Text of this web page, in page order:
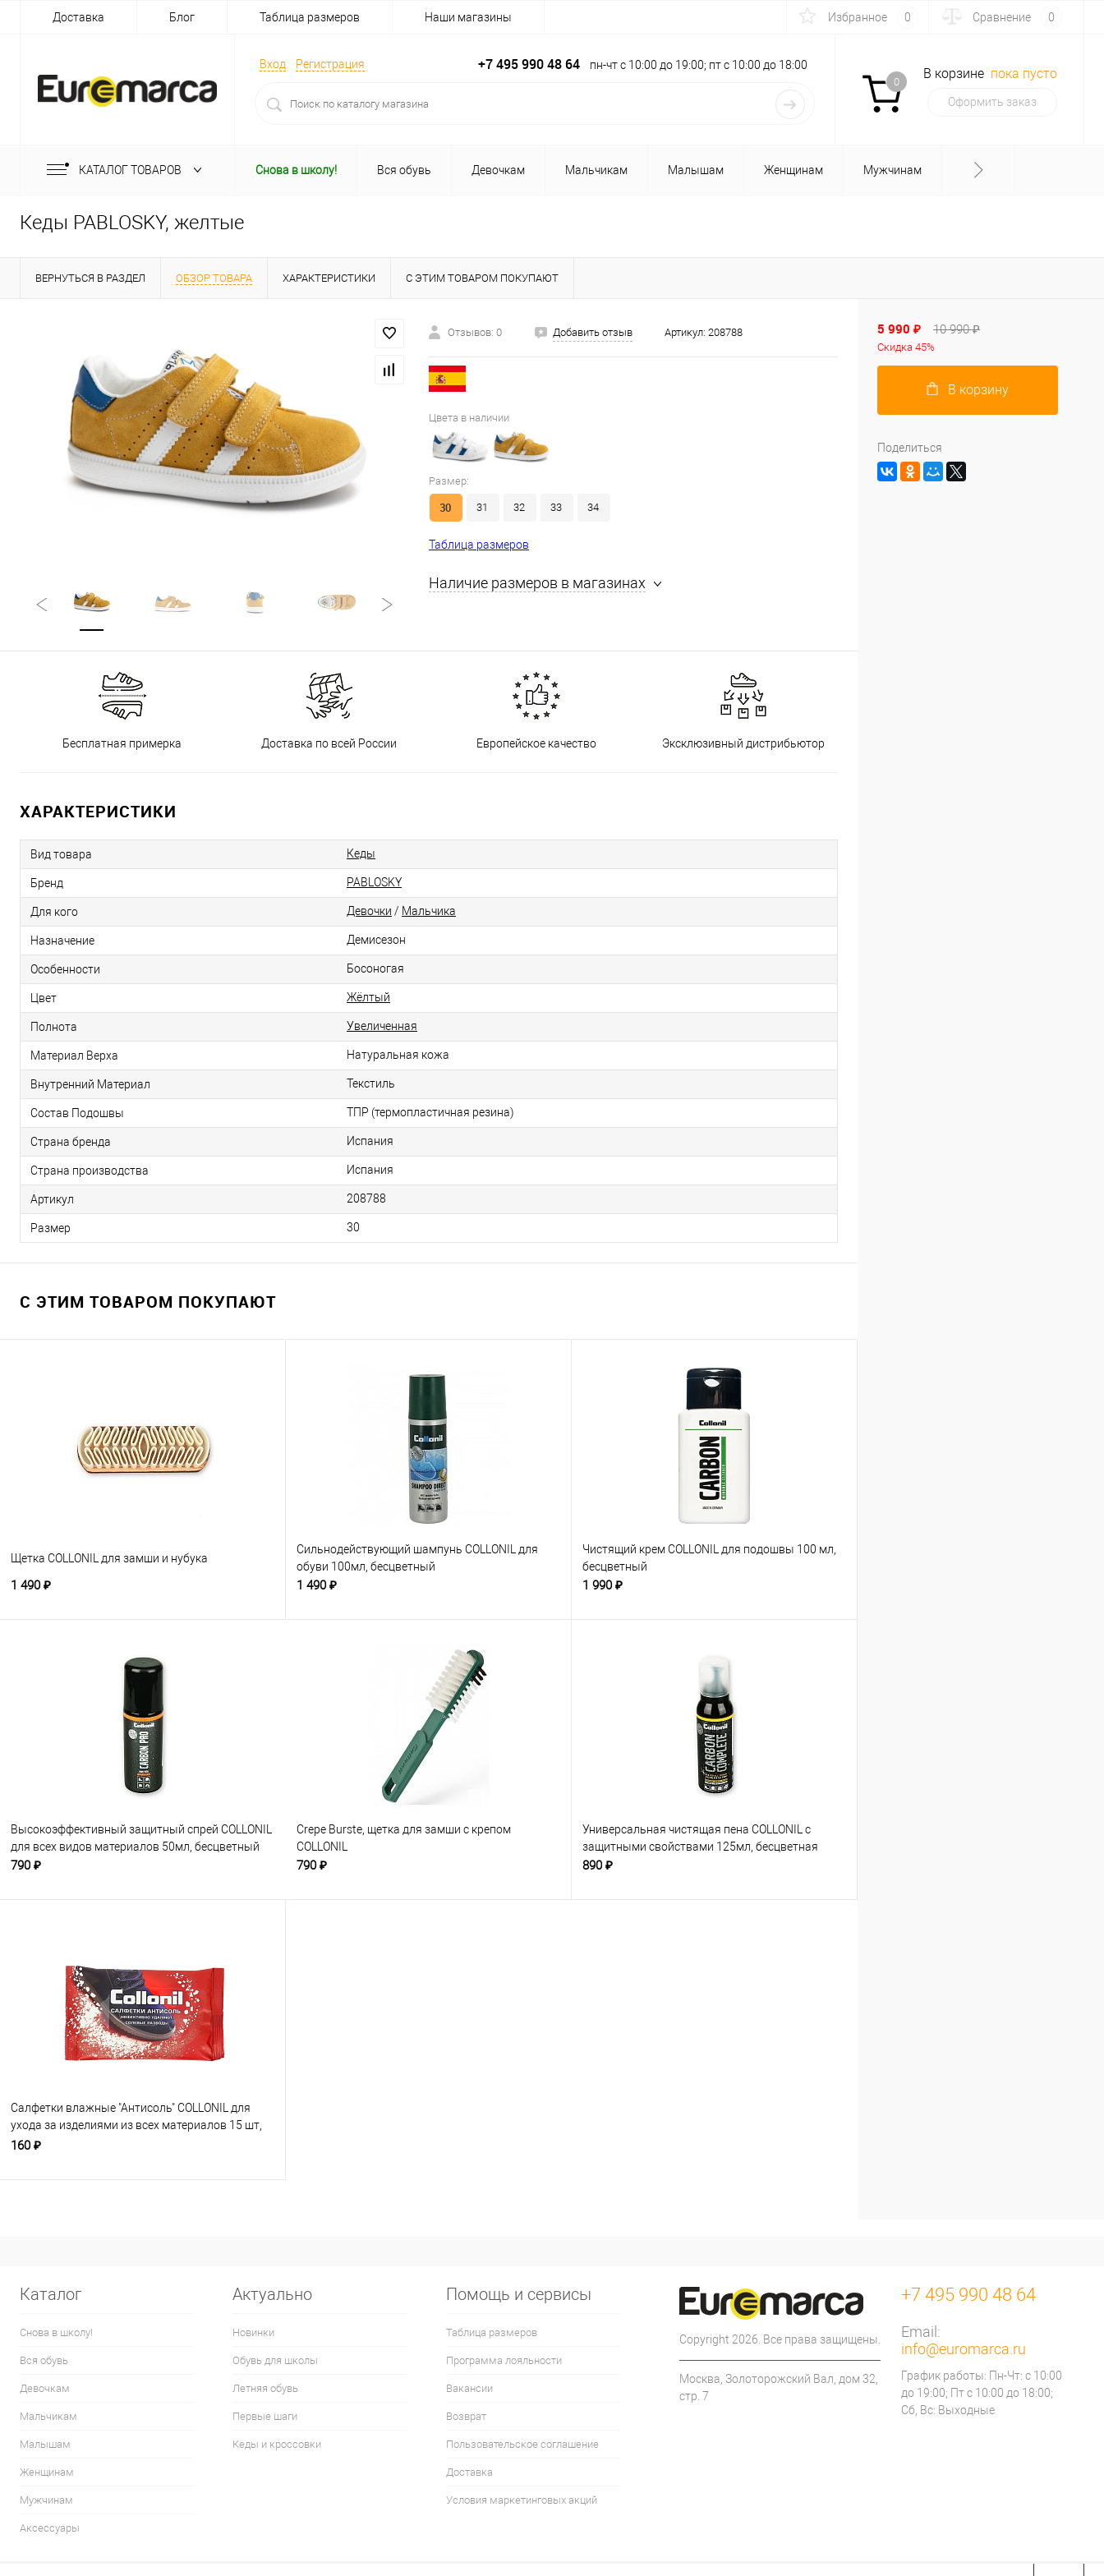
Доставка Блог Таблица размеров Наши магазины Избранное 0 Сравнение 0
Вход Регистрация +7 495 990 48 64 пн-чт с 10:00 до 19:00; пт с 10:00 до 18:00
0
В корзине пока пусто
Оформить заказ
КАТАЛОГ ТОВАРОВ Снова в школу! Вся обувь Девочкам Мальчикам Малышам Женщинам Мужчинам
Кеды PABLOSKY, желтые
ВЕРНУТЬСЯ В РАЗДЕЛ ОБЗОР ТОВАРА ХАРАКТЕРИСТИКИ С ЭТИМ ТОВАРОМ ПОКУПАЮТ
Отзывов: 0 Добавить отзыв Артикул: 208788
Цвета в наличии
Размер:
30 31 32 33 34
Таблица размеров
Наличие размеров в магазинах
Бесплатная примерка Доставка по всей России Европейское качество Эксклюзивный дистрибьютор
ХАРАКТЕРИСТИКИ
Вид товара Кеды
Бренд PABLOSKY
Для кого Девочки / Мальчика
Назначение Демисезон
Особенности Босоногая
Цвет Жёлтый
Полнота Увеличенная
Материал Верха Натуральная кожа
Внутренний Материал Текстиль
Состав Подошвы ТПР (термопластичная резина)
Страна бренда Испания
Страна производства Испания
Артикул 208788
Размер 30
С ЭТИМ ТОВАРОМ ПОКУПАЮТ
Щетка COLLONIL для замши и нубука
1 490 ₽
Сильнодействующий шампунь COLLONIL для
обуви 100мл, бесцветный
1 490 ₽
Чистящий крем COLLONIL для подошвы 100 мл,
бесцветный
1 990 ₽
Высокоэффективный защитный спрей COLLONIL
для всех видов материалов 50мл, бесцветный
790 ₽
Crepe Burste, щетка для замши с крепом
COLLONIL
790 ₽
Универсальная чистящая пена COLLONIL с
защитными свойствами 125мл, бесцветная
890 ₽
Салфетки влажные "Антисоль" COLLONIL для
ухода за изделиями из всех материалов 15 шт,
бесцветные
160 ₽
5 990 ₽ 10 990 ₽
Скидка 45%
В корзину
Поделиться
Каталог
Снова в школу!
Вся обувь
Девочкам
Мальчикам
Малышам
Женщинам
Мужчинам
Аксессуары
Актуально
Новинки
Обувь для школы
Летняя обувь
Первые шаги
Кеды и кроссовки
Помощь и сервисы
Таблица размеров
Программа лояльности
Вакансии
Возврат
Пользовательское соглашение
Доставка
Условия маркетинговых акций
Copyright 2026. Все права защищены.
Москва, Золоторожский Вал, дом 32,
стр. 7
+7 495 990 48 64
Email:
info@euromarca.ru
График работы: Пн-Чт: с 10:00
до 19:00; Пт с 10:00 до 18:00;
Сб, Вс: Выходные